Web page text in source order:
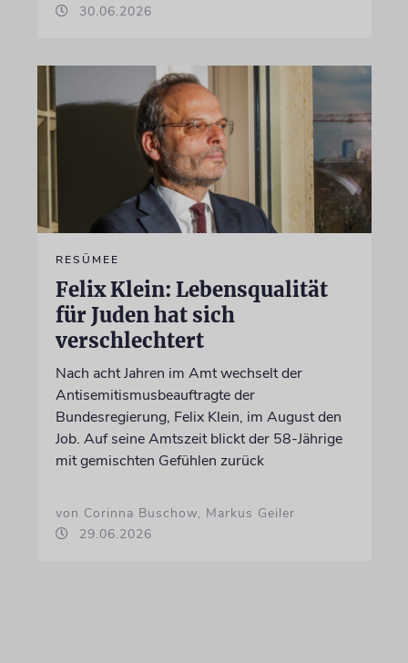
30.06.2026
RESÜMEE
Felix Klein: Lebensqualität
für Juden hat sich
verschlechtert
Nach acht Jahren im Amt wechselt der
Antisemitismusbeauftragte der
Bundesregierung, Felix Klein, im August den
Job. Auf seine Amtszeit blickt der 58-Jährige
mit gemischten Gefühlen zurück
von Corinna Buschow, Markus Geiler
29.06.2026